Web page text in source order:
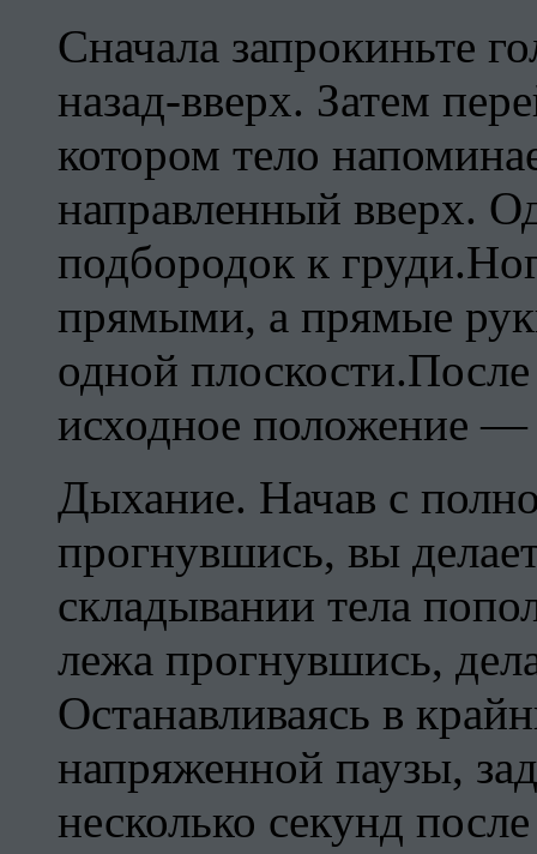
Сначала запрокиньте
назад-вверх. Затем
котором тело
направленный вверх.
подбородок к
прямыми, а прямые
одной плоскости.После
исходное положение
Дыхание. Начав с
прогнувшись, вы
складывании тела
лежа прогнувшись,
Останавливаясь в
напряженной паузы,
несколько секунд